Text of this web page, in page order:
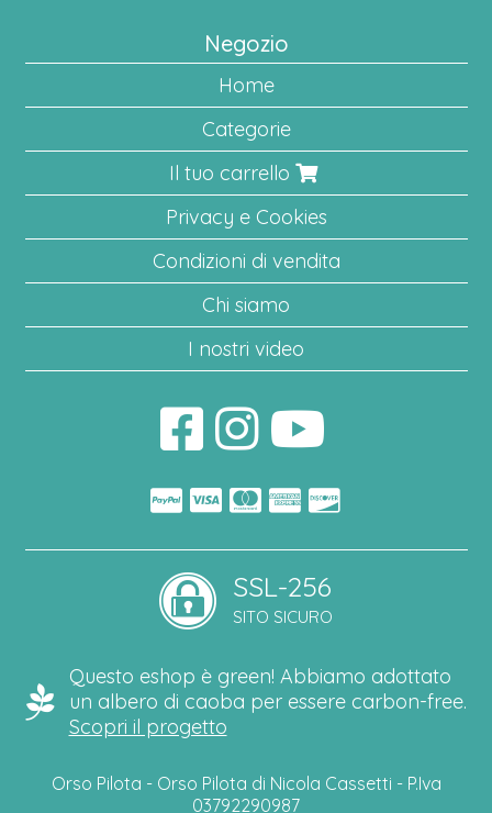
Negozio
Home
Categorie
Il tuo carrello
Privacy e Cookies
Condizioni di vendita
Chi siamo
I nostri video
SSL-256
SITO SICURO
Questo eshop è green! Abbiamo adottato
un albero di caoba per essere carbon-free.
Scopri il progetto
Orso Pilota - Orso Pilota di Nicola Cassetti - P.Iva
03792290987